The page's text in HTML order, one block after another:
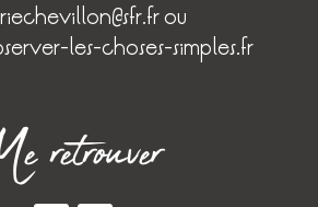
ou
les-choses-simples.fr
retrouver